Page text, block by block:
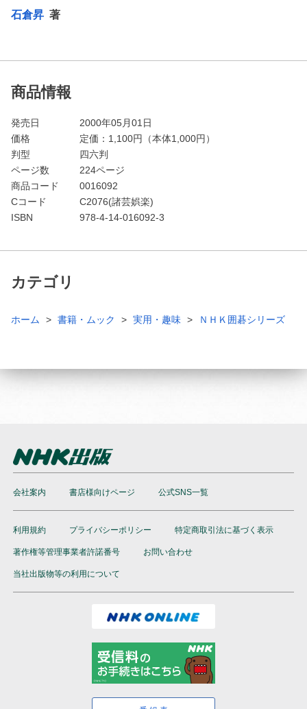
石倉昇 著
商品情報
発売日
2000年05月01日
価格
定価： 1,100円（本体1,000円）
判型
四六判
ページ数
224ページ
商品コード
0016092
Cコード
C2076(諸芸娯楽)
ISBN
978-4-14-016092-3
カテゴリ
ホーム 書籍・ムック 実用・趣味 ＮＨＫ囲碁シリーズ
会社案内 書店様向けページ 公式SNS一覧
利用規約 プライバシーポリシー 特定商取引法に基づく表示
著作権等管理事業者許諾番号 お問い合わせ
当社出版物等の利用について